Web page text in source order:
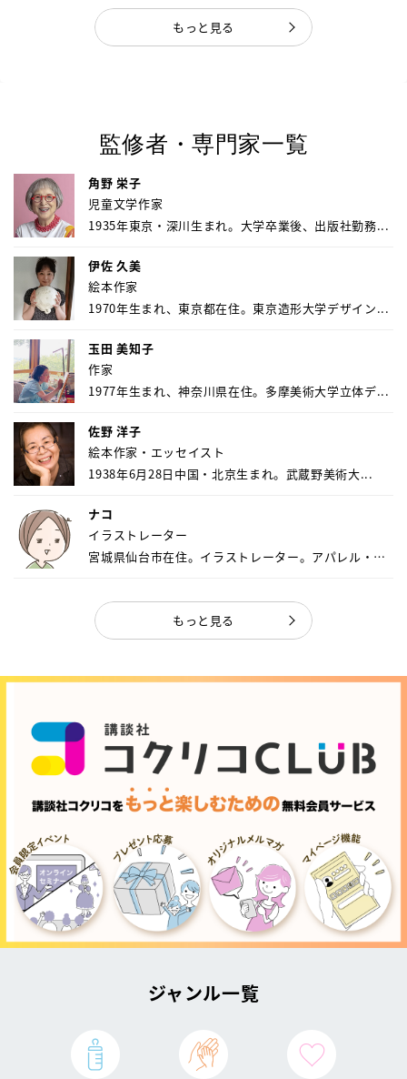
もっと見る
監修者・専門家一覧
角野 栄子
児童文学作家
1935年東京・深川生まれ。大学卒業後、出版社勤務...
伊佐 久美
絵本作家
1970年生まれ、東京都在住。東京造形大学デザイン...
玉田 美知子
作家
1977年生まれ、神奈川県在住。多摩美術大学立体デ...
佐野 洋子
絵本作家・エッセイスト
1938年6月28日中国・北京生まれ。武蔵野美術大...
ナコ
イラストレーター
宮城県仙台市在住。イラストレーター。アパレル・キ
もっと見る
ジャンル一覧